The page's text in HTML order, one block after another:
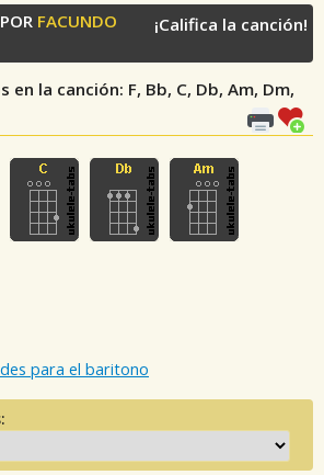
FACUNDO
en la canción: F, Bb, C, Db, Am, Dm,
¡Califica la canción!
para el baritono